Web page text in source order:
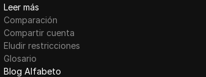
Leer más
Comparación
Compartir cuenta
Eludir restricciones
Glosario
Blog Alfabeto